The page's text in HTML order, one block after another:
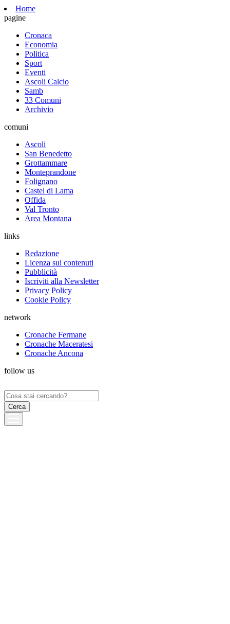
Home
pagine
Cronaca
Economia
Politica
Sport
Eventi
Ascoli Calcio
Samb
33 Comuni
Archivio
comuni
Ascoli
San Benedetto
Grottammare
Monteprandone
Folignano
Castel di Lama
Offida
Val Tronto
Area Montana
links
Redazione
Licenza sui contenuti
Pubblicità
Iscriviti alla Newsletter
Privacy Policy
Cookie Policy
network
Cronache Fermane
Cronache Maceratesi
Cronache Ancona
follow us
Ricerca
per: